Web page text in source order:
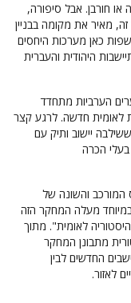
או חורבן. אבל סיפורה,
מאיר את מקומה בבניין
כאן מערכות היחסים
היהודית והעברית
הערביות מתחדד
לאומית חדשה. לרגע קצר
יישוב ותיק עם
בעלי הכרה
המורכב והשונה של
מעלה המחקר הזה
לאומית". מתוך
מתבונן המחקר
החדשים לבין
לאזור.